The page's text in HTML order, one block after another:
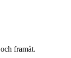
framåt.